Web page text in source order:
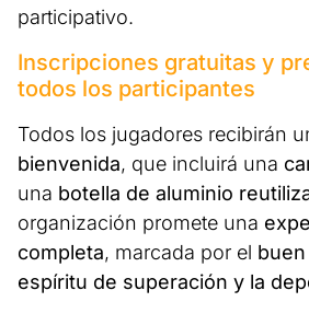
participativo.
Inscripciones gratuitas y
todos los participantes
Todos los jugadores recibirán
bienvenida, que incluirá una
una botella de aluminio
organización promete una
completa, marcada por el
espíritu de superación y la